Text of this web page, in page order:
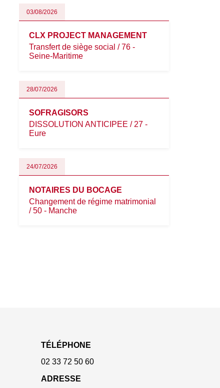
03/08/2026
CLX PROJECT MANAGEMENT
Transfert de siège social / 76 -
Seine-Maritime
28/07/2026
SOFRAGISORS
DISSOLUTION ANTICIPEE / 27 -
Eure
24/07/2026
NOTAIRES DU BOCAGE
Changement de régime matrimonial
/ 50 - Manche
TÉLÉPHONE
02 33 72 50 60
ADRESSE